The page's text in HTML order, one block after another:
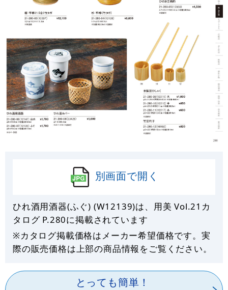
別画面で開く
ひれ酒用酒器(ふぐ) (W12139)は、用美 Vol.21カ
タログ P.280に掲載されています
※カタログ掲載価格はメーカー希望価格です。実
際の販売価格は上部の商品情報をご覧ください。
とっても簡単！